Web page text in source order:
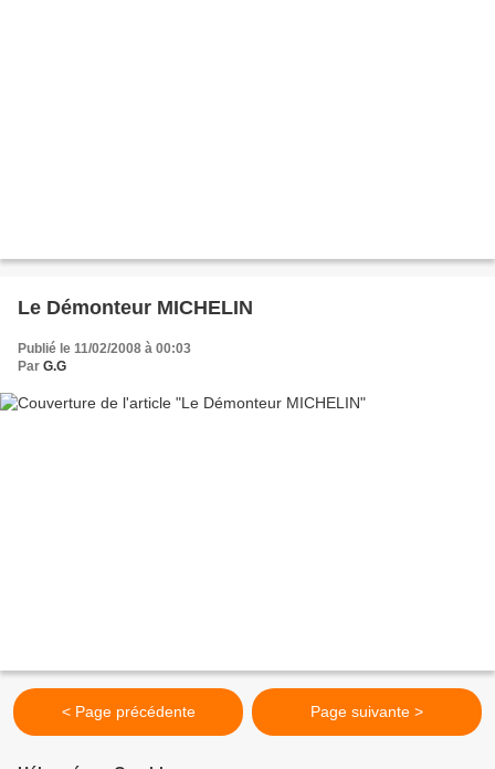
Le Démonteur MICHELIN
Publié le 11/02/2008 à 00:03
Par G.G
< Page précédente Page suivante >